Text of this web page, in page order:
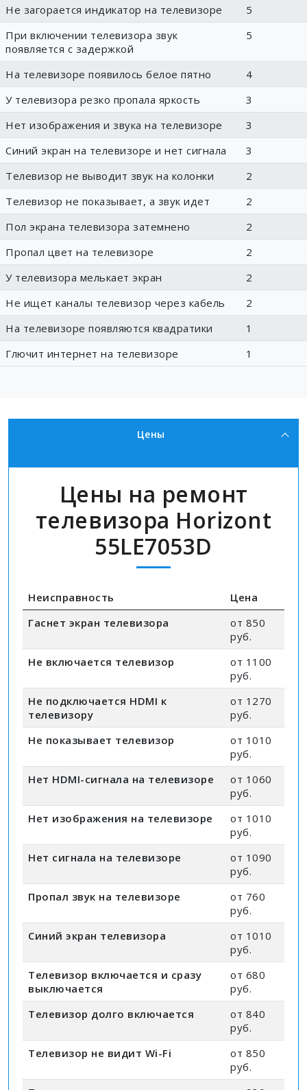
Не загорается индикатор на телевизоре
5
При включении телевизора звук
появляется с задержкой
5
На телевизоре появилось белое пятно
4
У телевизора резко пропала яркость
3
Нет изображения и звука на телевизоре
3
Синий экран на телевизоре и нет сигнала
3
Телевизор не выводит звук на колонки
2
Телевизор не показывает, а звук идет
2
Пол экрана телевизора затемнено
2
Пропал цвет на телевизоре
2
У телевизора мелькает экран
2
Не ищет каналы телевизор через кабель
2
На телевизоре появляются квадратики
1
Глючит интернет на телевизоре
1
Цены
Цены на ремонт
телевизора Horizont
55LE7053D
Неисправность
Цена
Гаснет экран телевизора
от 850
руб.
Не включается телевизор
от 1100
руб.
Не подключается HDMI к
телевизору
от 1270
руб.
Не показывает телевизор
от 1010
руб.
Нет HDMI-сигнала на телевизоре
от 1060
руб.
Нет изображения на телевизоре
от 1010
руб.
Нет сигнала на телевизоре
от 1090
руб.
Пропал звук на телевизоре
от 760
руб.
Синий экран телевизора
от 1010
руб.
Телевизор включается и сразу
выключается
от 680
руб.
Телевизор долго включается
от 840
руб.
Телевизор не видит Wi-Fi
от 850
руб.